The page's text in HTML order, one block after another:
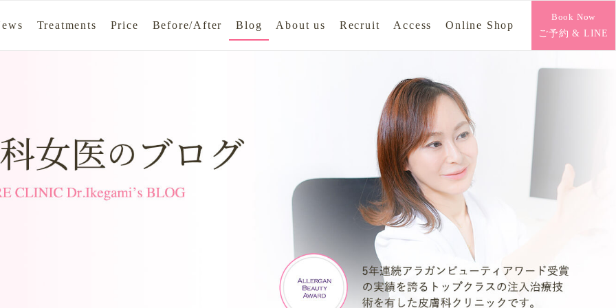
Treatments Price Before/After Blog About us Recruit Access Online Shop
Book Now
ご予約 & LINE